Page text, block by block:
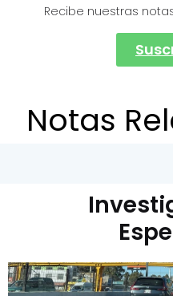
Recibe nuestras
Notas